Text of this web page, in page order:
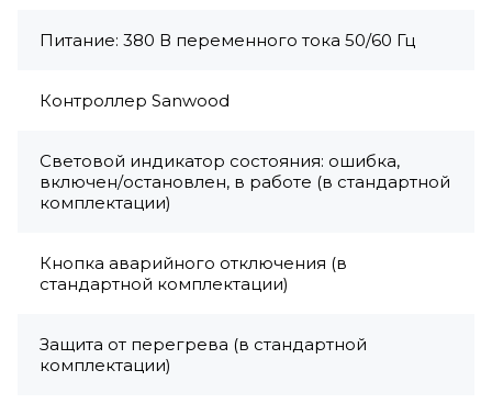
Питание: 380 В переменного тока 50/60 Гц
Контроллер Sanwood
Световой индикатор состояния: ошибка,
включен/остановлен, в работе (в стандартной
комплектации)
Кнопка аварийного отключения (в
стандартной комплектации)
Защита от перегрева (в стандартной
комплектации)